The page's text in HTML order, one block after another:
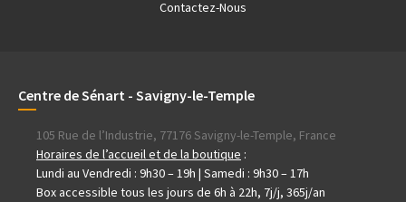
Contactez-Nous
Centre de Sénart - Savigny-le-Temple
105 Rue de l’Industrie, 77176 Savigny-le-Temple, France
Horaires de l’accueil et de la boutique :
Lundi au Vendredi : 9h30 – 19h | Samedi : 9h30 – 17h
Box accessible tous les jours de 6h à 22h, 7j/j, 365j/an